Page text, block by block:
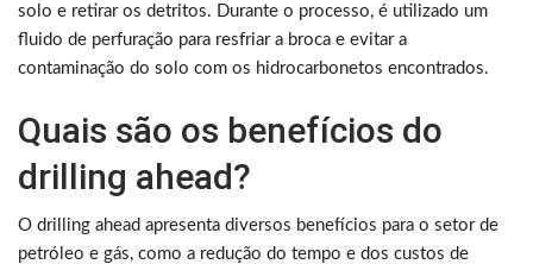
solo e retirar os detritos. Durante o processo, é utilizado um
fluido de perfuração para resfriar a broca e evitar a
contaminação do solo com os hidrocarbonetos encontrados.
Quais são os benefícios do
drilling ahead?
O drilling ahead apresenta diversos benefícios para o setor de
petróleo e gás, como a redução do tempo e dos custos de